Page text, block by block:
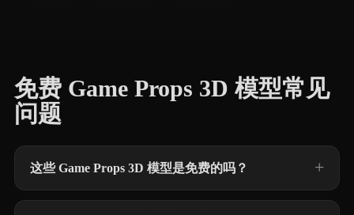
免费 Game Props 3D 模型常见
问题
这些 Game Props 3D 模型是免费的吗？